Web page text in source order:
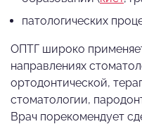
патологических
ОПТГ широко
направлениях
ортодонтической,
стоматологии,
Врач порекомендует